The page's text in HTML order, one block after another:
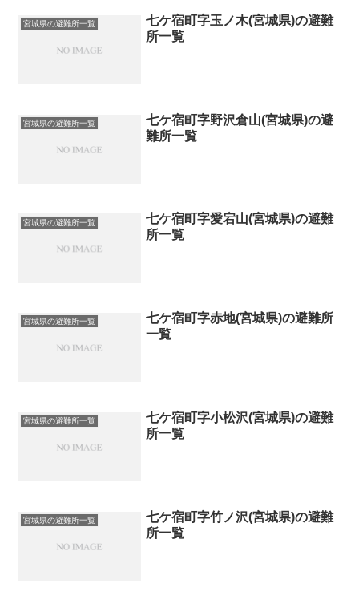
宮城県の避難所一覧
七ケ宿町字玉ノ木(宮城県)の避難
所一覧
宮城県の避難所一覧
七ケ宿町字野沢倉山(宮城県)の避
難所一覧
宮城県の避難所一覧
七ケ宿町字愛宕山(宮城県)の避難
所一覧
宮城県の避難所一覧
七ケ宿町字赤地(宮城県)の避難所
一覧
宮城県の避難所一覧
七ケ宿町字小松沢(宮城県)の避難
所一覧
宮城県の避難所一覧
七ケ宿町字竹ノ沢(宮城県)の避難
所一覧